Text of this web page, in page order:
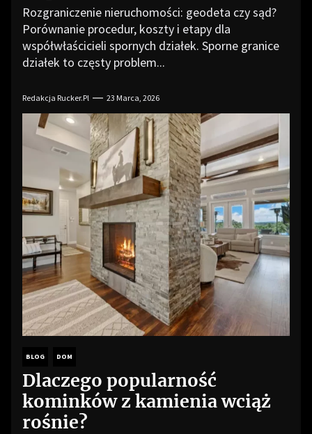
Rozgraniczenie nieruchomości: geodeta czy sąd?
Porównanie procedur, koszty i etapy dla
współwłaścicieli spornych działek. Sporne granice
działek to częsty problem...
Redakcja Rucker.pl 23 Marca, 2026
BLOG DOM
Dlaczego popularność
kominków z kamienia wciąż
rośnie?